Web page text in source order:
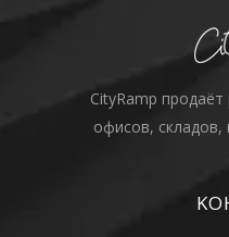
CityRamp
офисов, складов,